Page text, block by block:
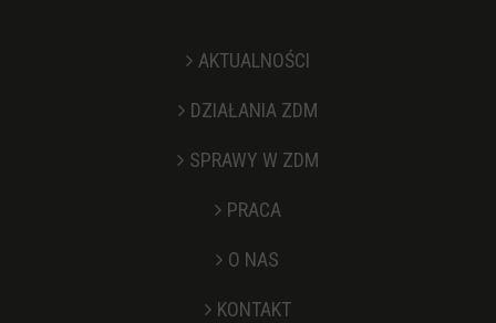
AKTUALNOŚCI
DZIAŁANIA ZDM
SPRAWY W ZDM
PRACA
O NAS
KONTAKT